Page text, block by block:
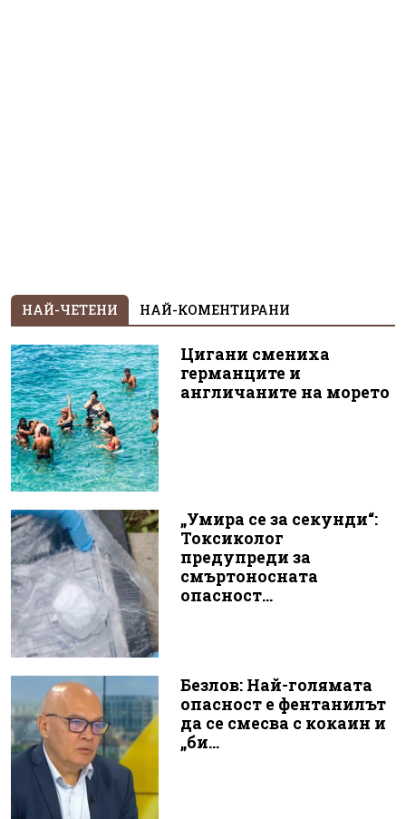
НАЙ-ЧЕТЕНИ НАЙ-КОМЕНТИРАНИ
Цигани смениха
германците и
англичаните на морето
„Умира се за секунди“:
Токсиколог
предупреди за
смъртоносната
опасност...
Безлов: Най-голямата
опасност е фентанилът
да се смесва с кокаин и
„би...